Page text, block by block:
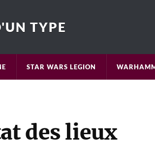
TYPE
STAR WARS LEGION
des lieux